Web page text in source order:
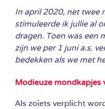
In april 2020, net twee
stimuleerde ik jullie al
dragen. Toen was een
zijn we per 1 juni a.s.
bedekken als we met
Modieuze mondkapjes
Als zoiets verplicht